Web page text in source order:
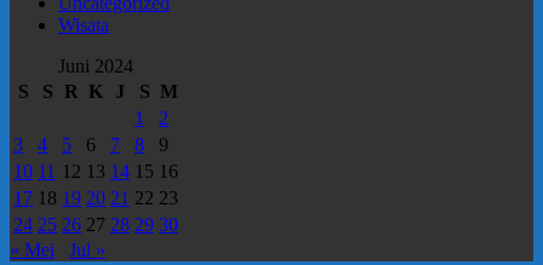
Wisata
Juni 2024
S
S R K J S M
1
2
3
4 5 6 7 8
9
10 11 12 13 14 15 16
17 18 19 20 21 22 23
24 25 26 27 28 29 30
« Mei
Jul »